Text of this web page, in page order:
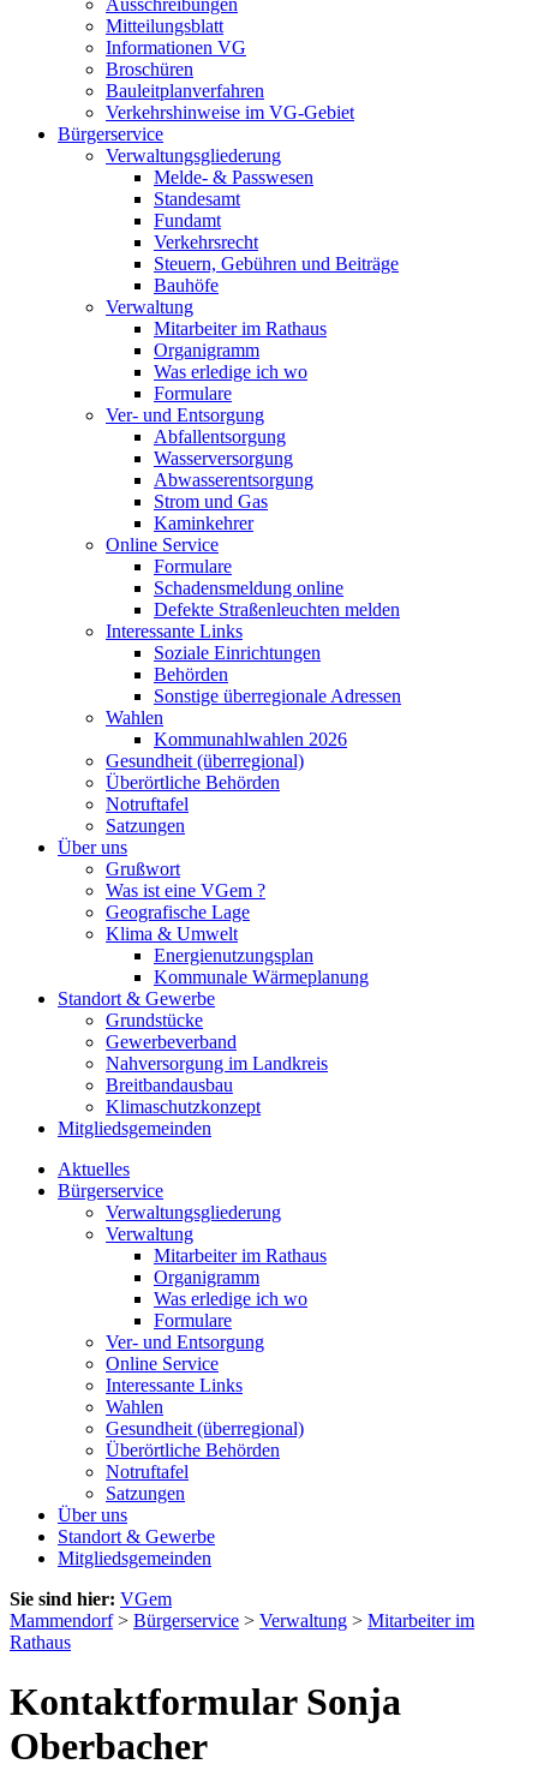
Ausschreibungen
Mitteilungsblatt
Informationen VG
Broschüren
Bauleitplanverfahren
Verkehrshinweise im VG-Gebiet
Bürgerservice
Verwaltungsgliederung
Melde- & Passwesen
Standesamt
Fundamt
Verkehrsrecht
Steuern, Gebühren und Beiträge
Bauhöfe
Verwaltung
Mitarbeiter im Rathaus
Organigramm
Was erledige ich wo
Formulare
Ver- und Entsorgung
Abfallentsorgung
Wasserversorgung
Abwasserentsorgung
Strom und Gas
Kaminkehrer
Online Service
Formulare
Schadensmeldung online
Defekte Straßenleuchten melden
Interessante Links
Soziale Einrichtungen
Behörden
Sonstige überregionale Adressen
Wahlen
Kommunahlwahlen 2026
Gesundheit (überregional)
Überörtliche Behörden
Notruftafel
Satzungen
Über uns
Grußwort
Was ist eine VGem ?
Geografische Lage
Klima & Umwelt
Energienutzungsplan
Kommunale Wärmeplanung
Standort & Gewerbe
Grundstücke
Gewerbeverband
Nahversorgung im Landkreis
Breitbandausbau
Klimaschutzkonzept
Mitgliedsgemeinden
Aktuelles
Bürgerservice
Verwaltungsgliederung
Verwaltung
Mitarbeiter im Rathaus
Organigramm
Was erledige ich wo
Formulare
Ver- und Entsorgung
Online Service
Interessante Links
Wahlen
Gesundheit (überregional)
Überörtliche Behörden
Notruftafel
Satzungen
Über uns
Standort & Gewerbe
Mitgliedsgemeinden
Sie sind hier: VGem
Mammendorf> Bürgerservice > Verwaltung > Mitarbeiter im
Rathaus
Kontaktformular Sonja
Oberbacher